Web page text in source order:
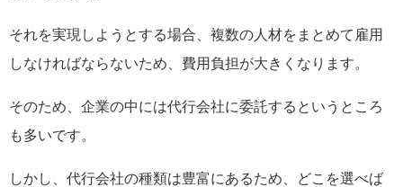
それを実現しようとする場合、複数の人材をまとめて雇用
しなければならないため、費用負担が大きくなります。
そのため、企業の中には代行会社に委託するというところ
も多いです。
しかし、代行会社の種類は豊富にあるため、どこを選べば